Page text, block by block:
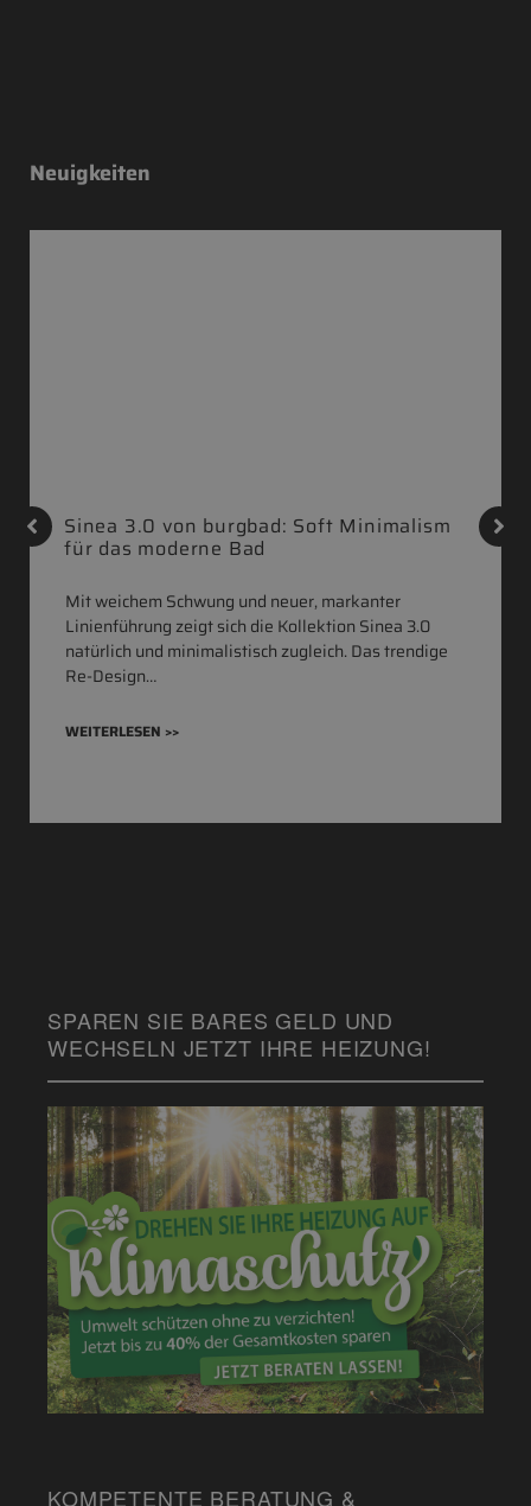
Neuigkeiten
Sinea 3.0 von burgbad: Soft Minimalism
für das moderne Bad
Mit weichem Schwung und neuer, markanter
Linienführung zeigt sich die Kollektion Sinea 3.0
natürlich und minimalistisch zugleich. Das trendige
Re-Design…
WEITERLESEN >>
SPAREN SIE BARES GELD UND
WECHSELN JETZT IHRE HEIZUNG!
KOMPETENTE BERATUNG &